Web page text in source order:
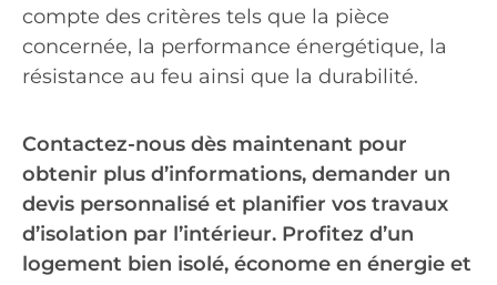
compte des critères tels que la pièce
concernée, la performance énergétique, la
résistance au feu ainsi que la durabilité.
Contactez-nous dès maintenant pour
obtenir plus d’informations, demander un
devis personnalisé et planifier vos travaux
d’isolation par l’intérieur. Profitez d’un
logement bien isolé, économe en énergie et